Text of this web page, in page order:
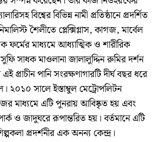
বিশ্বের বিভিন্ন নামী প্রতিষ্ঠানে প্রদর্শিত
শৈলীতে প্লেক্সিগ্লাস, কাগজ, মার্বেল
ফর্মের মাধ্যমে আধ্যাত্মিক ও শারীরিক
সাধক মাওলানা জালালুদ্দিন রুমির দর্শন
প্রাচীন পানি সংরক্ষণাগারটি দীর্ঘ বছর ধরে
২০১০ সালে ইস্তাম্বুল মেট্রোপলিটন
মাধ্যমে এটি পুনরায় আবিষ্কৃত হয় এবং
ও জাদুঘরে রূপান্তরিত হয়। বর্তমানে এটি
প্রদর্শনীর এক অনন্য কেন্দ্র।